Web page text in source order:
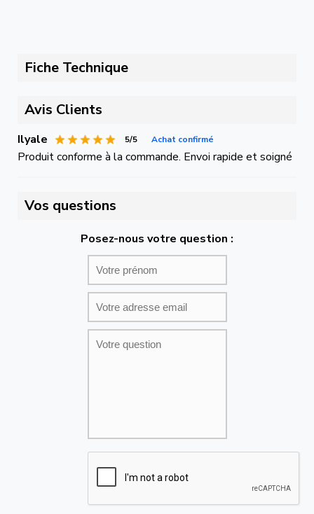
Fiche Technique
Avis Clients
Ilyale 5/5 Achat confirmé
Produit conforme à la commande. Envoi rapide et soigné
Vos questions
Posez-nous votre question :